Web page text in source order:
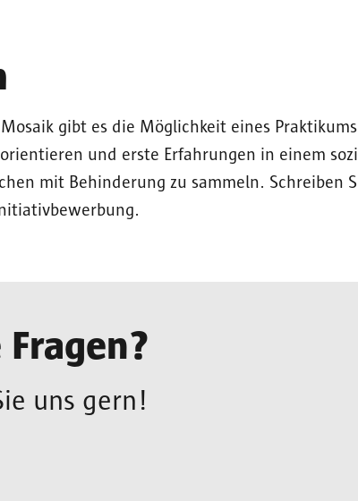
gibt es die Möglichkeit eines
und erste Erfahrungen in einem
mit Behinderung zu sammeln. Schreiben
Fragen?
uns gern!